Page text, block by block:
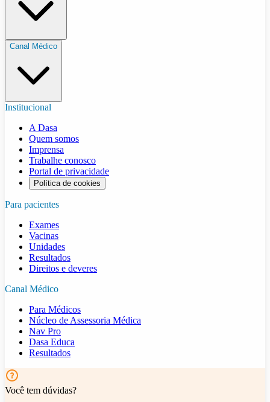
Canal Médico
Institucional
A Dasa
Quem somos
Imprensa
Trabalhe conosco
Portal de privacidade
Política de cookies
Para pacientes
Exames
Vacinas
Unidades
Resultados
Direitos e deveres
Canal Médico
Para Médicos
Núcleo de Assessoria Médica
Nav Pro
Dasa Educa
Resultados
Você tem dúvidas?